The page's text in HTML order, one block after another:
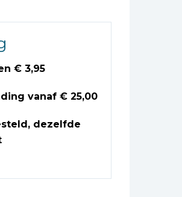
€ 3,95
vanaf € 25,00
dezelfde